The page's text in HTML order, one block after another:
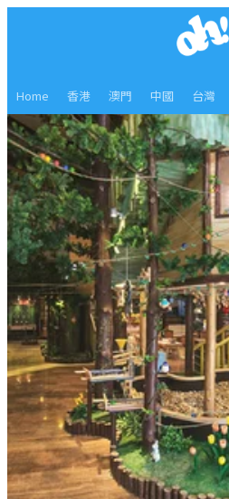
Home 香港 澳門 中國 台灣